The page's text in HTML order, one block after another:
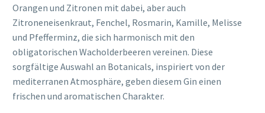
Orangen und Zitronen mit dabei, aber auch
Zitroneneisenkraut, Fenchel, Rosmarin, Kamille, Melisse
und Pfefferminz, die sich harmonisch mit den
obligatorischen Wacholderbeeren vereinen. Diese
sorgfältige Auswahl an Botanicals, inspiriert von der
mediterranen Atmosphäre, geben diesem Gin einen
frischen und aromatischen Charakter.